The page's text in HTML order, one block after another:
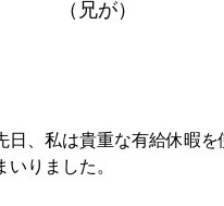
（兄が）
日、私は貴重な有給休暇
りました。